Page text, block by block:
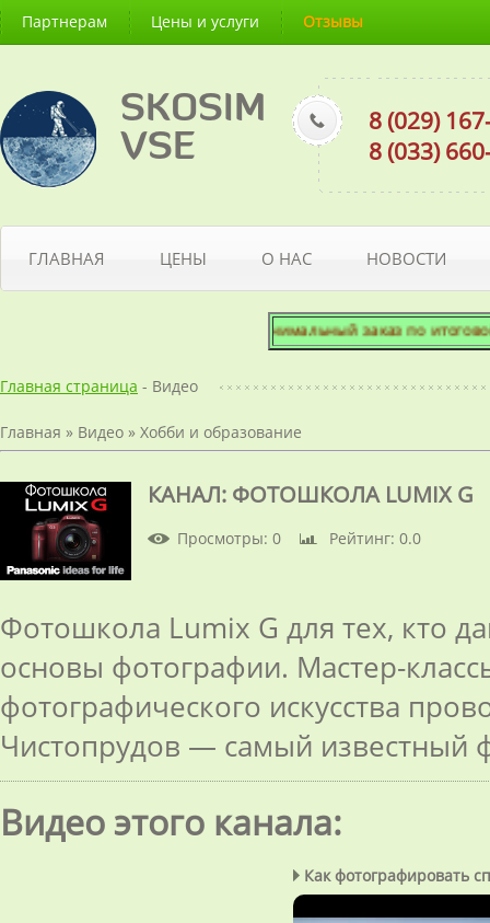
Партнерам Цены и услуги Отзывы
SKOSIM
VSE
8 (029)
8 (033)
ГЛАВНАЯ ЦЕНЫ О НАС НОВОСТИ
Минимальный заказ по итоговой
Главная страница - Видео
Главная » Видео » Хобби и образование
КАНАЛ: ФОТОШКОЛА LUMIX G
Просмотры: 0 Рейтинг: 0.0
Фотошкола Lumix G для тех, кто
основы фотографии. Мастер-
фотографического искусства
Чистопрудов — самый известный
Видео этого канала:
Как фотографировать